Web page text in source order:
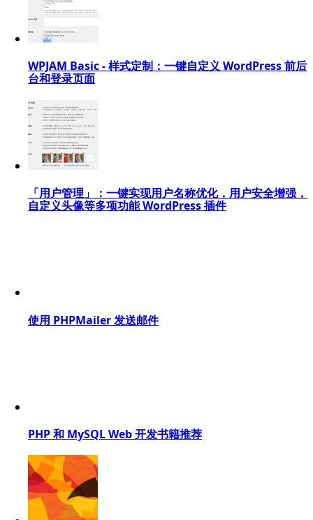
WPJAM Basic - 样式定制：一键自定义 WordPress 前后
台和登录页面
「用户管理」：一键实现用户名称优化，用户安全增强，
自定义头像等多项功能 WordPress 插件
使用 PHPMailer 发送邮件
PHP 和 MySQL Web 开发书籍推荐